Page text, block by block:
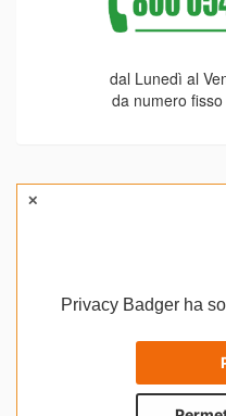
dal Lunedì al
da numero